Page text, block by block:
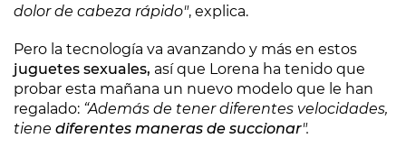
dolor de cabeza rápido", explica.
Pero la tecnología va avanzando y más en estos
juguetes sexuales, así que Lorena ha tenido que
probar esta mañana un nuevo modelo que le han
regalado: “Además de tener diferentes velocidades,
tiene diferentes maneras de succionar".